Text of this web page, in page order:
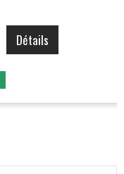
Détails